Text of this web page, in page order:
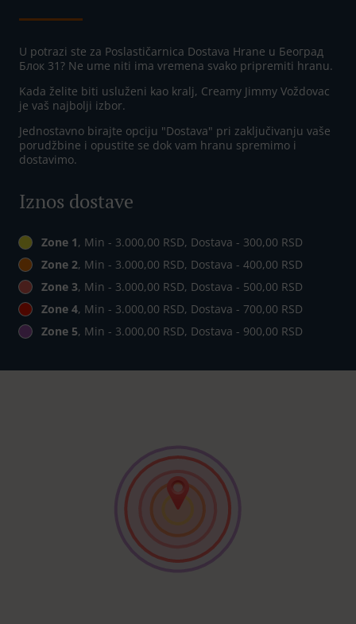
U potrazi ste za Poslastičarnica Dostava Hrane u Београд
Блок 31? Ne ume niti ima vremena svako pripremiti hranu.
Kada želite biti usluženi kao kralj, Creamy Jimmy Voždovac
je vaš najbolji izbor.
Jednostavno birajte opciju "Dostava" pri zaključivanju vaše
porudžbine i opustite se dok vam hranu spremimo i
dostavimo.
Iznos dostave
Zone 1, Min - 3.000,00 RSD, Dostava - 300,00 RSD
Zone 2, Min - 3.000,00 RSD, Dostava - 400,00 RSD
Zone 3, Min - 3.000,00 RSD, Dostava - 500,00 RSD
Zone 4, Min - 3.000,00 RSD, Dostava - 700,00 RSD
Zone 5, Min - 3.000,00 RSD, Dostava - 900,00 RSD